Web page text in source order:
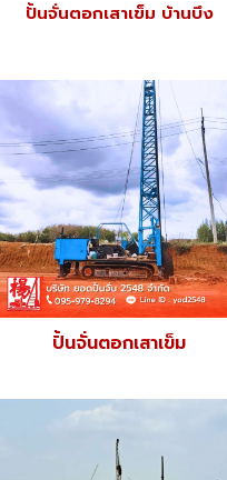
ปั้นจั่นตอกเสาเข็ม บ้านบึง
ปั้นจั่นตอกเสาเข็ม